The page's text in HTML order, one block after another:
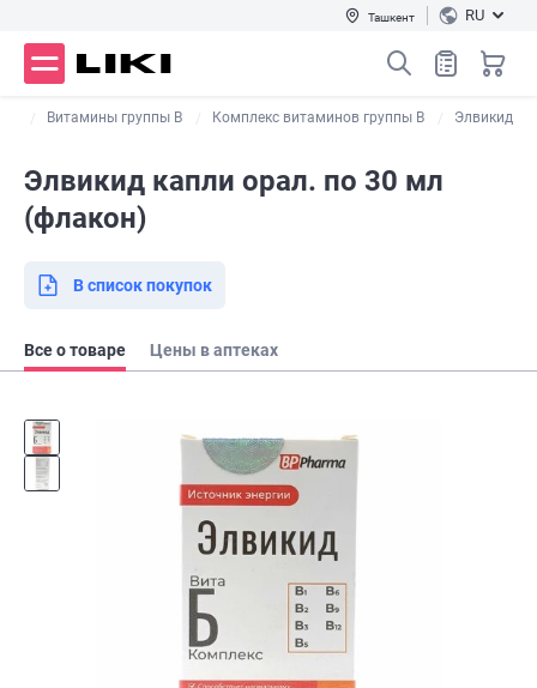
Ташкент RU
Витамины группы В Комплекс витаминов группы B Элвикид
Элвикид капли орал. по 30 мл
(флакон)
В список покупок
Все о товаре Цены в аптеках